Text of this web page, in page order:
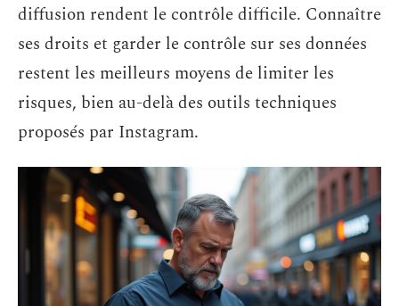
diffusion rendent le contrôle difficile. Connaître
ses droits et garder le contrôle sur ses données
restent les meilleurs moyens de limiter les
risques, bien au-delà des outils techniques
proposés par Instagram.